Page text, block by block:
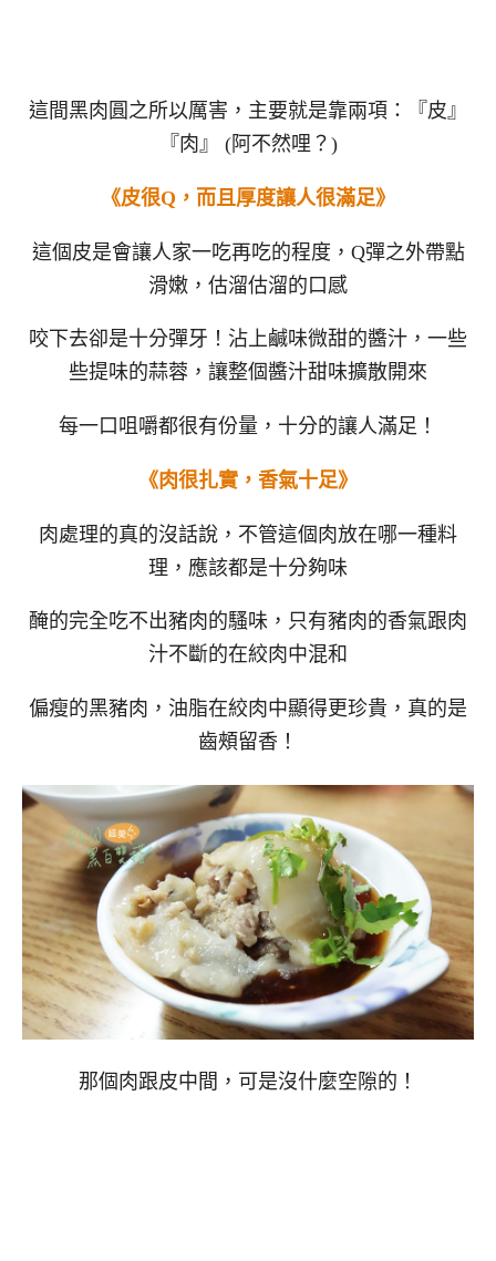
這間黑肉圓之所以厲害，主要就是靠兩項：『皮』
『肉』 (阿不然哩？)
《皮很Q，而且厚度讓人很滿足》
這個皮是會讓人家一吃再吃的程度，Q彈之外帶點
滑嫩，估溜估溜的口感
咬下去卻是十分彈牙！沾上鹹味微甜的醬汁，一些
些提味的蒜蓉，讓整個醬汁甜味擴散開來
每一口咀嚼都很有份量，十分的讓人滿足！
《肉很扎實，香氣十足》
肉處理的真的沒話說，不管這個肉放在哪一種料
理，應該都是十分夠味
醃的完全吃不出豬肉的騷味，只有豬肉的香氣跟肉
汁不斷的在絞肉中混和
偏瘦的黑豬肉，油脂在絞肉中顯得更珍貴，真的是
齒頰留香！
那個肉跟皮中間，可是沒什麼空隙的！